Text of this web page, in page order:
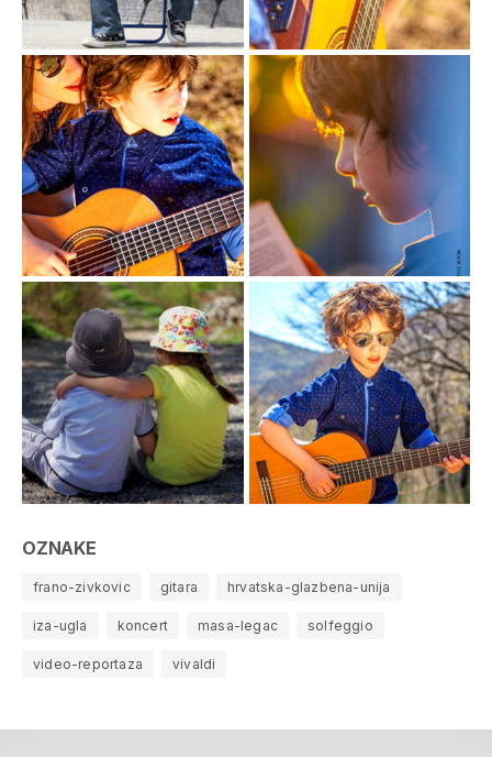
OZNAKE
frano-zivkovic gitara hrvatska-glazbena-unija
iza-ugla koncert masa-legac solfeggio
video-reportaza vivaldi